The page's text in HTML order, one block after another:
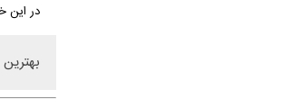
در این